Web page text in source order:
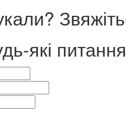
які питання